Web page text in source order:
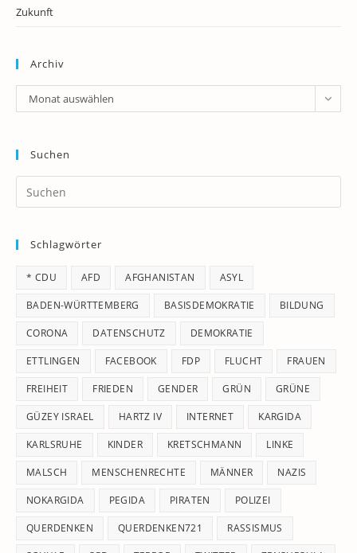
Zukunft
Archiv
Archiv
Monat auswählen
Suchen
Schlagwörter
* CDU AFD AFGHANISTAN ASYL
BADEN-WÜRTTEMBERG BASISDEMOKRATIE BILDUNG
CORONA DATENSCHUTZ DEMOKRATIE
ETTLINGEN FACEBOOK FDP FLUCHT FRAUEN
FREIHEIT FRIEDEN GENDER GRÜN GRÜNE
GÜZEY ISRAEL HARTZ IV INTERNET KARGIDA
KARLSRUHE KINDER KRETSCHMANN LINKE
MALSCH MENSCHENRECHTE MÄNNER NAZIS
NOKARGIDA PEGIDA PIRATEN POLIZEI
QUERDENKEN QUERDENKEN721 RASSISMUS